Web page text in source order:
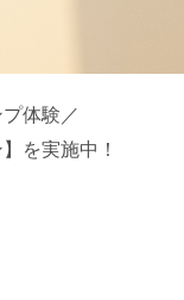
体験／
を実施中！